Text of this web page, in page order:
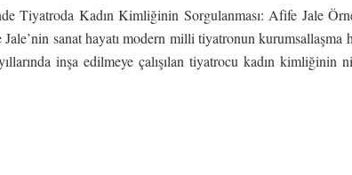
Tiyatroda Kadın Kimliğinin Sorgulanması: Afife Jale
sanat hayatı modern milli tiyatronun kurumsallaşma
inşa edilmeye çalışılan tiyatrocu kadın kimliğinin